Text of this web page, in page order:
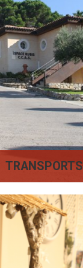
TRANSPORTS